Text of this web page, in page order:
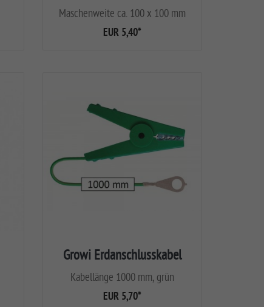
Maschenweite ca. 100 x 100 mm
EUR 5,40*
Growi Erdanschlusskabel
Kabellänge 1000 mm, grün
EUR 5,70*